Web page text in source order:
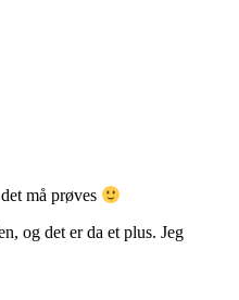
må prøves
og det er da et plus. Jeg